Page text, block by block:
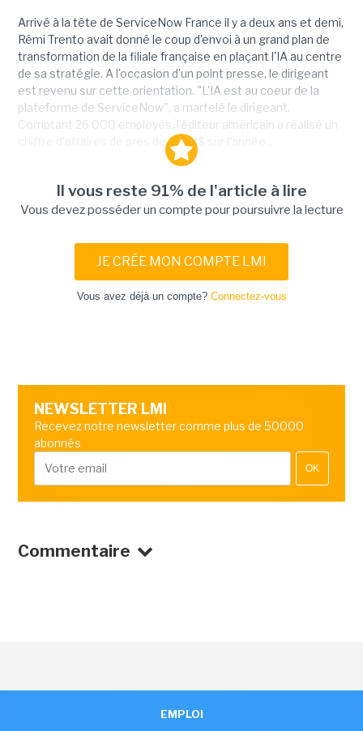
Arrivé à la tête de ServiceNow France il y a deux ans et demi,
Rémi Trento avait donné le coup d'envoi à un grand plan de
transformation de la filiale française en plaçant l'IA au centre
de sa stratégie. A l'occasion d'un point presse, le dirigeant
est revenu sur cette orientation. "L'IA est au coeur de la
plateforme de ServiceNow", a martelé le dirigeant.
Comptant 26 000 employés, l'éditeur américain a réalisé un
chiffre d'affaires de près de 11 Md$ sur l'année...
Il vous reste 91% de l'article à lire
Vous devez posséder un compte pour poursuivre la lecture
JE CRÉE MON COMPTE LMI
Vous avez déjà un compte? Connectez-vous
NEWSLETTER LMI
Recevez notre newsletter comme plus de 50000
abonnés
OK
Commentaire
EMPLOI